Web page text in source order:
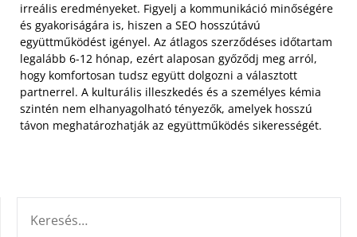
irreális eredményeket. Figyelj a kommunikáció minőségére
és gyakoriságára is, hiszen a SEO hosszútávú
együttműködést igényel. Az átlagos szerződéses időtartam
legalább 6-12 hónap, ezért alaposan győződj meg arról,
hogy komfortosan tudsz együtt dolgozni a választott
partnerrel. A kulturális illeszkedés és a személyes kémia
szintén nem elhanyagolható tényezők, amelyek hosszú
távon meghatározhatják az együttműködés sikerességét.